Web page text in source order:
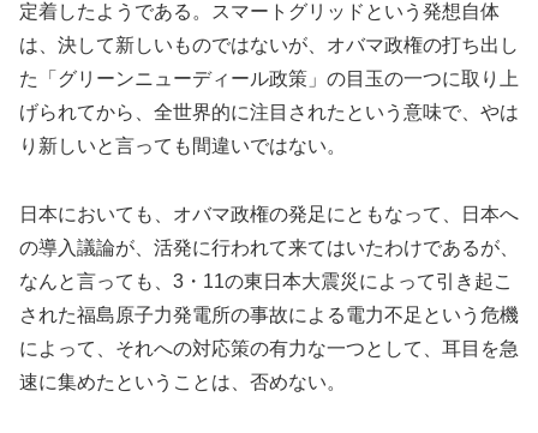
定着したようである。スマートグリッドという発想自体
は、決して新しいものではないが、オバマ政権の打ち出し
た「グリーンニューディール政策」の目玉の一つに取り上
げられてから、全世界的に注目されたという意味で、やは
り新しいと言っても間違いではない。
日本においても、オバマ政権の発足にともなって、日本へ
の導入議論が、活発に行われて来てはいたわけであるが、
なんと言っても、3・11の東日本大震災によって引き起こ
された福島原子力発電所の事故による電力不足という危機
によって、それへの対応策の有力な一つとして、耳目を急
速に集めたということは、否めない。